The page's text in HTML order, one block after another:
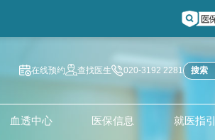
在线预约 查找医生 020-3192 2281
血透中心 医保信息 就医指引